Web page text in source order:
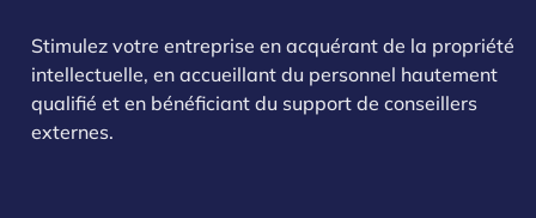
Stimulez votre entreprise en acquérant de la propriété
intellectuelle, en accueillant du personnel hautement
qualifié et en bénéficiant du support de conseillers
externes.